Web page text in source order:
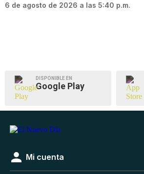
6 de agosto de 2026 a las 5:40 p.m.
DISPONIBLE EN
Google Play
Mi cuenta